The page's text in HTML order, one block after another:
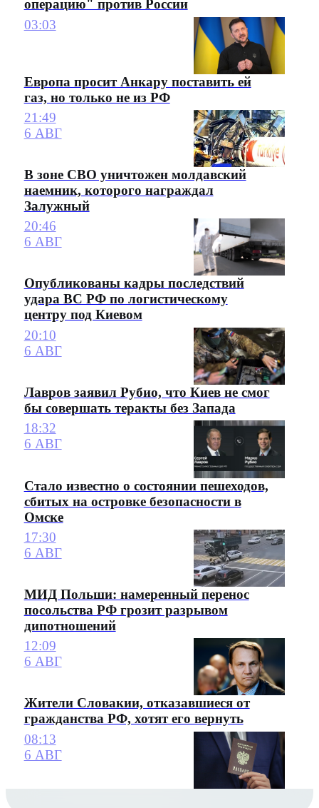
операцию" против России
03:03
Европа просит Анкару поставить ей
газ, но только не из РФ
21:49
6 АВГ
В зоне СВО уничтожен молдавский
наемник, которого награждал
Залужный
20:46
6 АВГ
Опубликованы кадры последствий
удара ВС РФ по логистическому
центру под Киевом
20:10
6 АВГ
Лавров заявил Рубио, что Киев не смог
бы совершать теракты без Запада
18:32
6 АВГ
Стало известно о состоянии пешеходов,
сбитых на островке безопасности в
Омске
17:30
6 АВГ
МИД Польши: намеренный перенос
посольства РФ грозит разрывом
дипотношений
12:09
6 АВГ
Жители Словакии, отказавшиеся от
гражданства РФ, хотят его вернуть
08:13
6 АВГ